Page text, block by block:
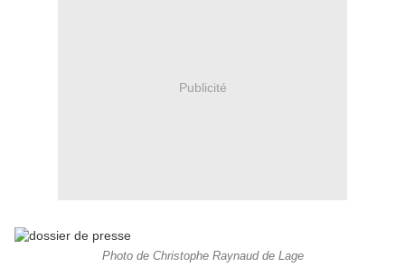
Publicité
Photo de Christophe Raynaud de Lage